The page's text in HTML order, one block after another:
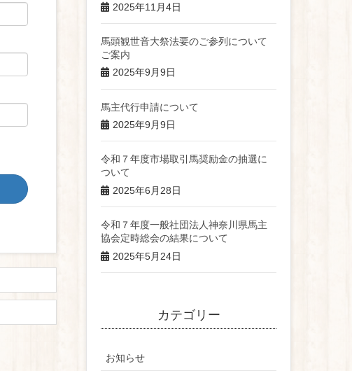
2025年11月4日
馬頭観世音大祭法要のご参列について
ご案内
2025年9月9日
馬主代行申請について
2025年9月9日
令和７年度市場取引馬奨励金の抽選に
ついて
2025年6月28日
令和７年度一般社団法人神奈川県馬主
協会定時総会の結果について
2025年5月24日
カテゴリー
お知らせ